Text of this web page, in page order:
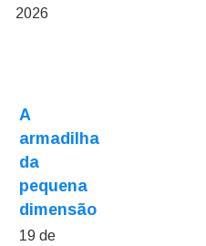
2026
A
armadilha
da
pequena
dimensão
19 de